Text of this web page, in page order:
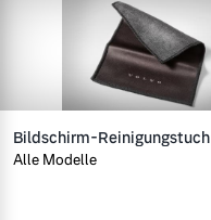
Bildschirm-Reinigungstuch
Alle Modelle